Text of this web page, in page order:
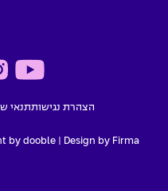
הצהרת נגישותתנאי
Design by Firma |
by dooble